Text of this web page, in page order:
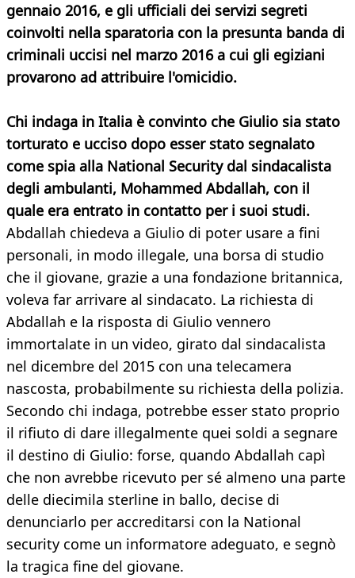
gennaio 2016, e gli ufficiali dei servizi segreti
coinvolti nella sparatoria con la presunta banda di
criminali uccisi nel marzo 2016 a cui gli egiziani
provarono ad attribuire l'omicidio.
Chi indaga in Italia è convinto che Giulio sia stato
torturato e ucciso dopo esser stato segnalato
come spia alla National Security dal sindacalista
degli ambulanti, Mohammed Abdallah, con il
quale era entrato in contatto per i suoi studi.
Abdallah chiedeva a Giulio di poter usare a fini
personali, in modo illegale, una borsa di studio
che il giovane, grazie a una fondazione britannica,
voleva far arrivare al sindacato. La richiesta di
Abdallah e la risposta di Giulio vennero
immortalate in un video, girato dal sindacalista
nel dicembre del 2015 con una telecamera
nascosta, probabilmente su richiesta della polizia.
Secondo chi indaga, potrebbe esser stato proprio
il rifiuto di dare illegalmente quei soldi a segnare
il destino di Giulio: forse, quando Abdallah capì
che non avrebbe ricevuto per sé almeno una parte
delle diecimila sterline in ballo, decise di
denunciarlo per accreditarsi con la National
security come un informatore adeguato, e segnò
la tragica fine del giovane.